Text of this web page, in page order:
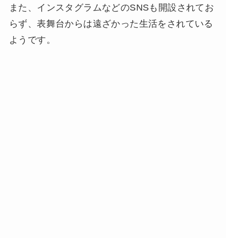
また、インスタグラムなどのSNSも開設されてお
らず、表舞台からは遠ざかった生活をされている
ようです。